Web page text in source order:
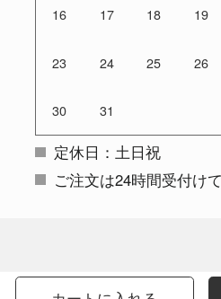
16 17 18 19
23 24 25 26
30 31
定休日：土日祝
ご注文は24時間受付け